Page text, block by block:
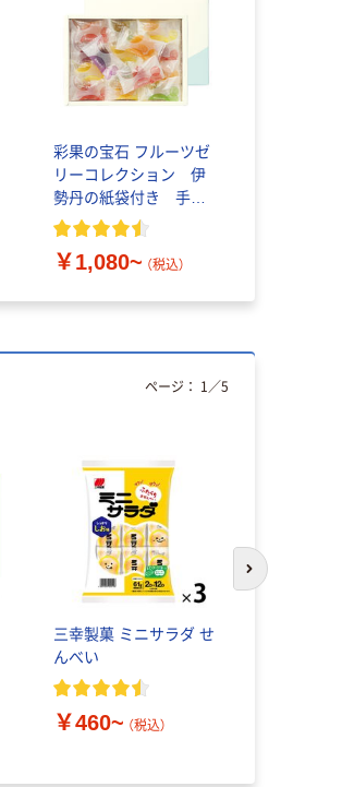
彩果の宝石 フルーツゼ
リーコレクション 伊
勢丹の紙袋付き 手土
産ギフト
￥1,080~ （税込）
三幸製菓 ミニサラダ せ
んべい
￥460~ （税込）
ページ： 1 ／5
次のスライド